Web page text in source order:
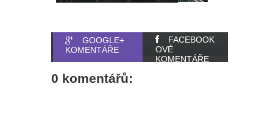
GOOGLE+
KOMENTÁŘE
FACEBOOK
OVÉ
KOMENTÁŘE
0 komentářů: